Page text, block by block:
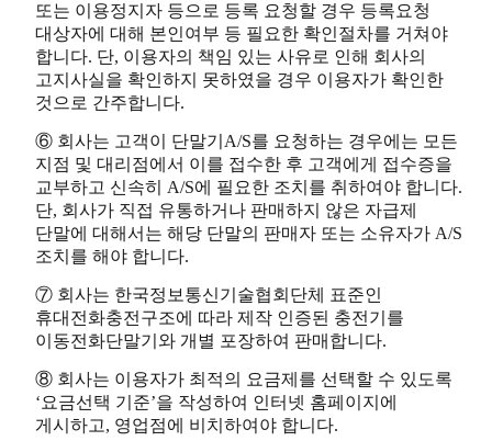
또는 이용정지자 등으로 등록 요청할 경우 등록요청
대상자에 대해 본인여부 등 필요한 확인절차를 거쳐야
합니다. 단, 이용자의 책임 있는 사유로 인해 회사의
고지사실을 확인하지 못하였을 경우 이용자가 확인한
것으로 간주합니다.
⑥ 회사는 고객이 단말기A/S를 요청하는 경우에는 모든
지점 및 대리점에서 이를 접수한 후 고객에게 접수증을
교부하고 신속히 A/S에 필요한 조치를 취하여야 합니다.
단, 회사가 직접 유통하거나 판매하지 않은 자급제
단말에 대해서는 해당 단말의 판매자 또는 소유자가 A/S
조치를 해야 합니다.
⑦ 회사는 한국정보통신기술협회단체 표준인
휴대전화충전구조에 따라 제작 인증된 충전기를
이동전화단말기와 개별 포장하여 판매합니다.
⑧ 회사는 이용자가 최적의 요금제를 선택할 수 있도록
‘요금선택 기준’을 작성하여 인터넷 홈페이지에
게시하고, 영업점에 비치하여야 합니다.